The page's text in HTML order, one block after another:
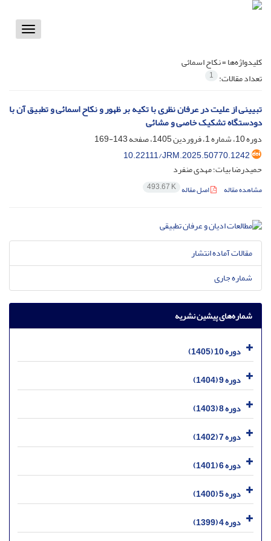
Toggle
کلیدواژه‌ها =نکاح اسمائی
تعداد مقالات: 1
تبیینی از علیت در عرفان نظری با تکیه بر ظهور و نکاح اسمائی و تطبیق آن با
دودستگاه تشکیک خاصی و مشائی
دوره 10، شماره 1، فروردین 1405، صفحه
143-169
10.22111/JRM.2025.50770.1242
حمیدرضا بیات؛ مهدی منفرد
مشاهده مقاله اصل مقاله 493.67 K
مقالات آماده انتشار
شماره جاری
شماره‌های پیشین نشریه
دوره 10 (1405)
دوره 9 (1404)
دوره 8 (1403)
دوره 7 (1402)
دوره 6 (1401)
دوره 5 (1400)
دوره 4 (1399)